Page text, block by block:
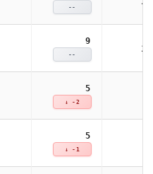
--
9
--
5
↓ -2
5
↓ -1